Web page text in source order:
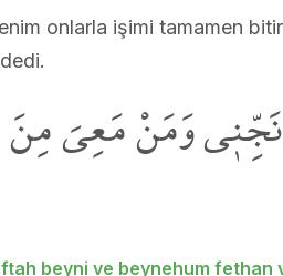
onlarla işimi tamamen
وَمَنْ مَعِيَ مِنَ
beyni ve beynehum fethan